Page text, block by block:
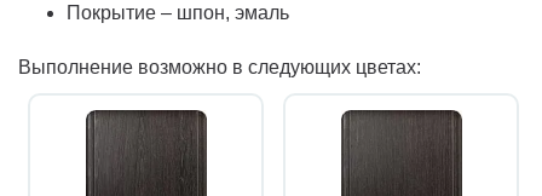
Покрытие – шпон, эмаль
Выполнение возможно в следующих цветах: